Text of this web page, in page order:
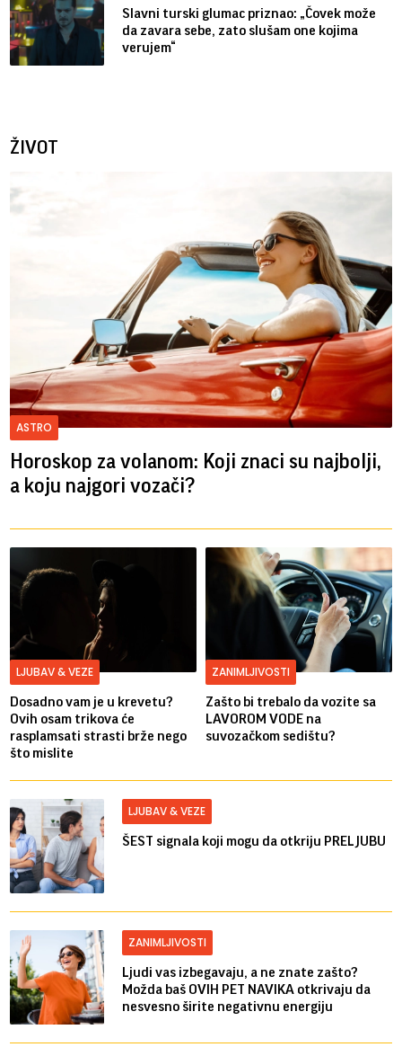
Slavni turski glumac priznao: „Čovek može
da zavara sebe, zato slušam one kojima
verujem“
ŽIVOT
ASTRO
Horoskop za volanom: Koji znaci su najbolji,
a koju najgori vozači?
LJUBAV & VEZE
Dosadno vam je u krevetu?
Ovih osam trikova će
rasplamsati strasti brže nego
što mislite
ZANIMLJIVOSTI
Zašto bi trebalo da vozite sa
LAVOROM VODE na
suvozačkom sedištu?
LJUBAV & VEZE
ŠEST signala koji mogu da otkriju PRELJUBU
ZANIMLJIVOSTI
Ljudi vas izbegavaju, a ne znate zašto?
Možda baš OVIH PET NAVIKA otkrivaju da
nesvesno širite negativnu energiju